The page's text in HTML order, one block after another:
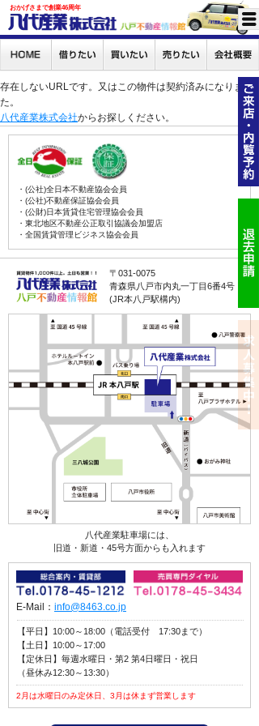
おかげさまで創業46周年
存在しないURLです。又はこの物件は契約済みになりまし
た。
八代産業株式会社からお探しください。
・(公社)全日本不動産協会会員
・(公社)不動産保証協会会員
・(公財)日本賃貸住宅管理協会会員
・東北地区不動産公正取引協議会加盟店
・全国賃貸管理ビジネス協会会員
〒031-0075
青森県八戸市内丸一丁目6番4号
(JR本八戸駅構内)
八代産業駐車場には、
旧道・新道・45号方面からも入れます
E-Mail： info@8463.co.jp
【平日】10:00～18:00（電話受付 17:30まで）
【土日】10:00～17:00
【定休日】毎週水曜日・第2 第4日曜日・祝日
（昼休み12:30～13:30）
2月は水曜日のみ定休日、3月は休まず営業します